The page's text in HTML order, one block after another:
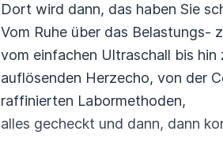
Dort wird dann, das haben Sie
Vom Ruhe über das Belastungs-
vom einfachen Ultraschall bis hin
auflösenden Herzecho, von der
raffinierten Labormethoden,
alles gecheckt und dann, dann